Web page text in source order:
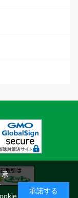
承
承諾する